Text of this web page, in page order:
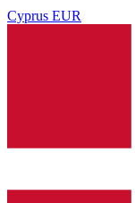
Cyprus EUR